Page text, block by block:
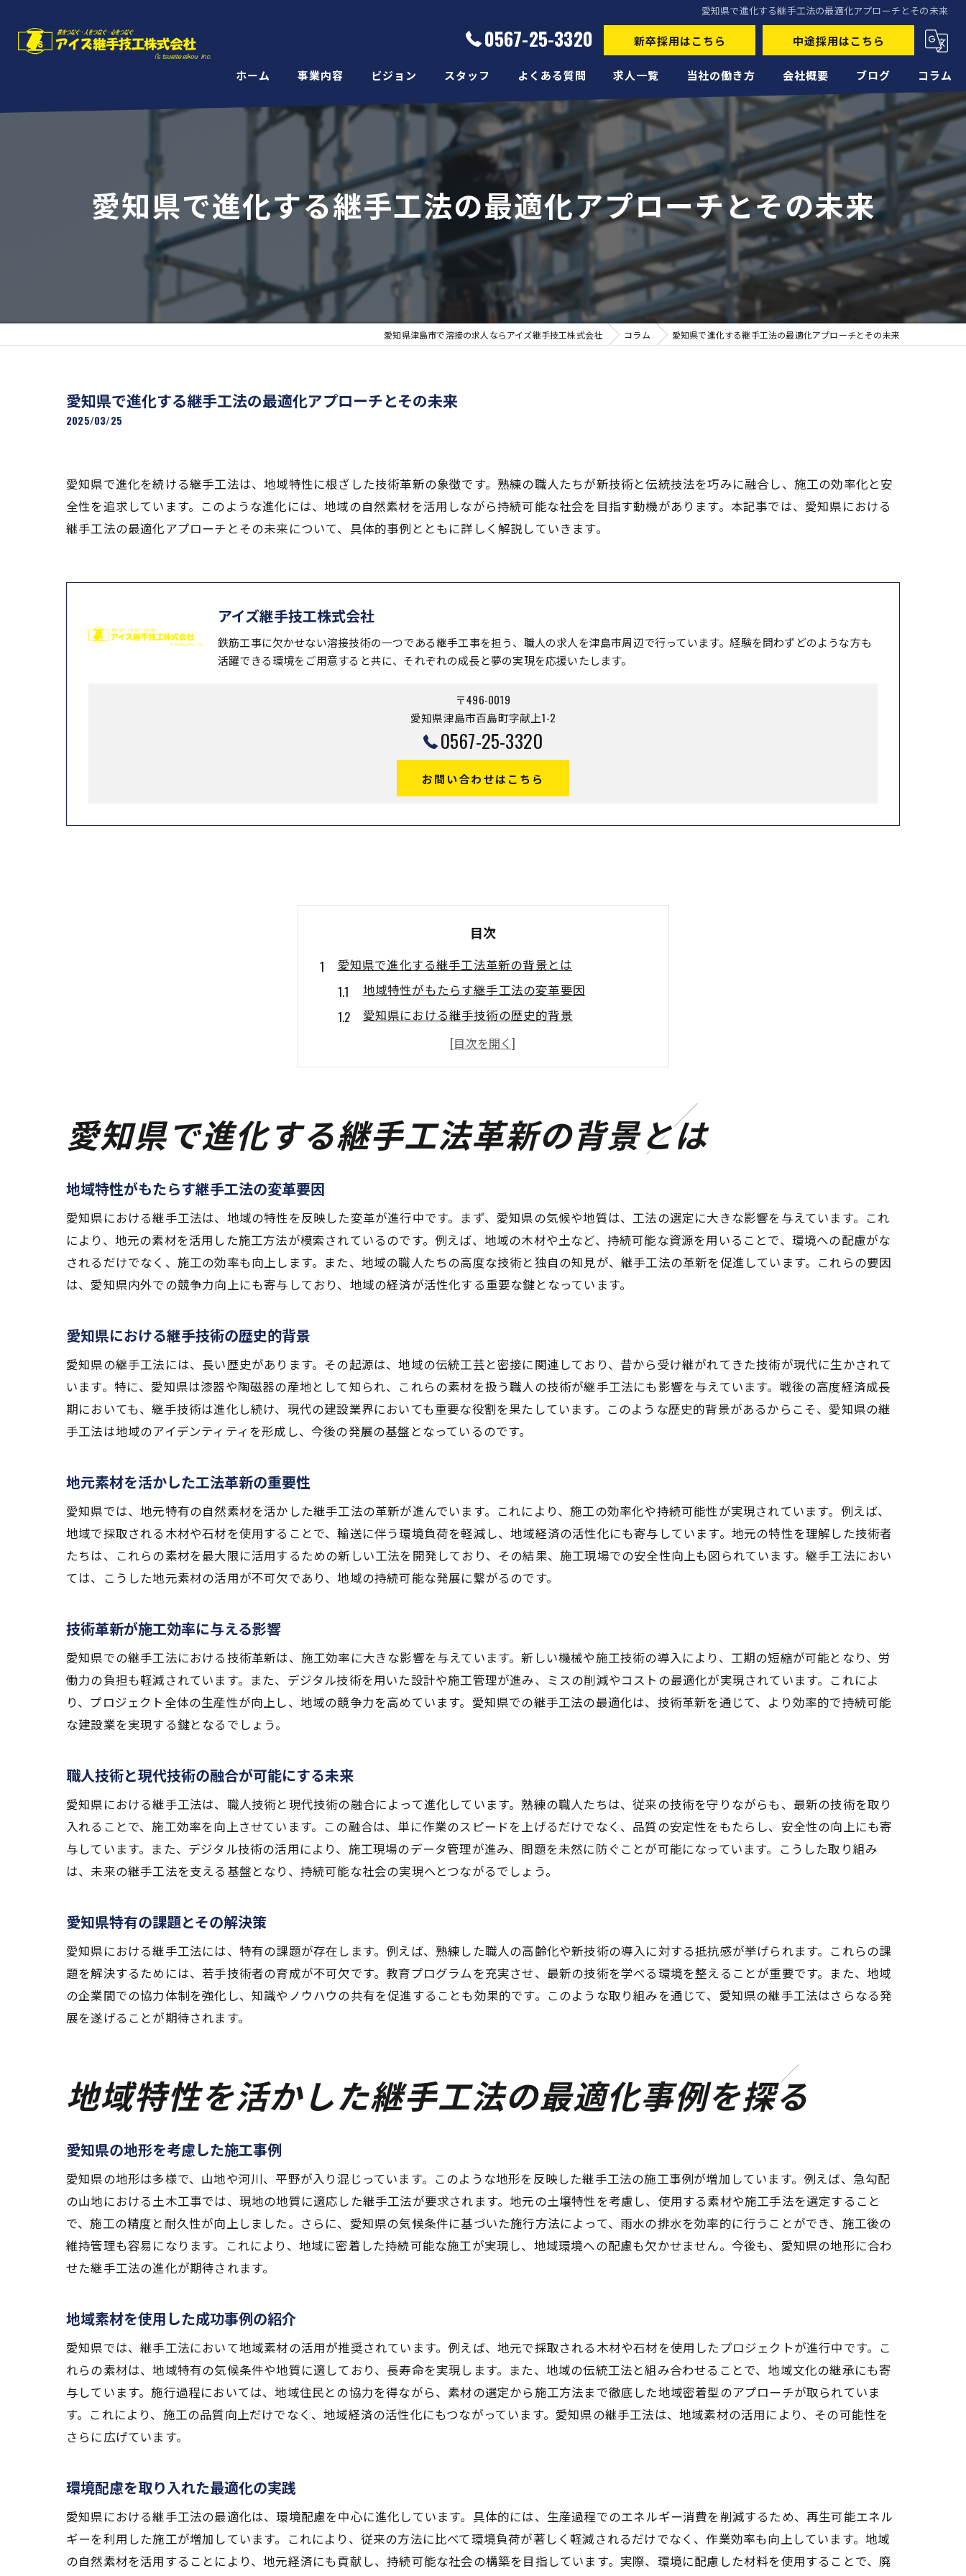
愛知県で進化する継手工法の最適化アプローチとその未来
0567-25-3320 新卒採用はこちら 中途採用はこちら
ホーム 事業内容 ビジョン スタッフ よくある質問 求人一覧 当社の働き方
未経験
経験者
正社員
高収入
転職
会社概要 ブログ コラム
愛知県で進化する継手工法の最適化アプローチとその未来
愛知県津島市で溶接の求人ならアイズ継手技工株式会社 コラム 愛知県で進化する継手工法の最適化アプローチとその未来
愛知県で進化する継手工法の最適化アプローチとその未来
2025/03/25
愛知県で進化を続ける継手工法は、地域特性に根ざした技術革新の象徴です。熟練の職人たちが新技術と伝統技法を巧みに融合し、施工の効率化と安
全性を追求しています。このような進化には、地域の自然素材を活用しながら持続可能な社会を目指す動機があります。本記事では、愛知県における
継手工法の最適化アプローチとその未来について、具体的事例とともに詳しく解説していきます。
アイズ継手技工株式会社
鉄筋工事に欠かせない溶接技術の一つである継手工事を担う、職人の求人を津島市周辺で行っています。経験を問わずどのような方も
活躍できる環境をご用意すると共に、それぞれの成長と夢の実現を応援いたします。
〒496-0019
愛知県津島市百島町字献上1-2
0567-25-3320
お問い合わせはこちら
目次
愛知県で進化する継手工法革新の背景とは
地域特性がもたらす継手工法の変革要因
愛知県における継手技術の歴史的背景
地元素材を活かした工法革新の重要性
技術革新が施工効率に与える影響
愛知県特有の課題とその解決策
地域特性を活かした継手工法の最適化事例を探る
環境配慮を取り入れた最適化の実践
施工安全と効率を両立したプロジェクト
地元コミュニティとの協力とその成果
地域資源を最大限に活かした技術応用
現代技術がもたらす新しい工法の展望
技術革新が生む施工の効率化
次世代職人育成と技術継承の取り組み
地域経済への貢献と未来の可能性
地域経済に与えるポジティブな影響
継手工法の進化と地域社会の関係性
愛知県の産業発展における継手工法の役割
持続可能な社会を目指す継手工法の最新トレンド
環境に優しい継手工法の実践例
最新トレンドに見る未来の工法
持続可能な社会構築への貢献
自然素材を活用した継手工法最適化の鍵
地域特産素材と工法の組み合わせ
環境への配慮を考慮した素材選定
施工効率を高める素材活用法
地域資源を活かした持続可能な技術
地元企業との協力による成長戦略
持続的な経済発展を目指すプロジェクト
愛知県の継手工法が国際的に評価される理由
独自の技術とその国際的優位性
国際評価を高めるための取り組み
愛知県の技術が国際的に認められた理由
愛知県で進化する継手工法革新の背景とは
地域特性がもたらす継手工法の変革要因
愛知県における継手工法は、地域の特性を反映した変革が進行中です。まず、愛知県の気候や地質は、工法の選定に大きな影響を与えています。これ
により、地元の素材を活用した施工方法が模索されているのです。例えば、地域の木材や土など、持続可能な資源を用いることで、環境への配慮がな
されるだけでなく、施工の効率も向上します。また、地域の職人たちの高度な技術と独自の知見が、継手工法の革新を促進しています。これらの要因
は、愛知県内外での競争力向上にも寄与しており、地域の経済が活性化する重要な鍵となっています。
愛知県における継手技術の歴史的背景
愛知県の継手工法には、長い歴史があります。その起源は、地域の伝統工芸と密接に関連しており、昔から受け継がれてきた技術が現代に生かされて
います。特に、愛知県は漆器や陶磁器の産地として知られ、これらの素材を扱う職人の技術が継手工法にも影響を与えています。戦後の高度経済成長
期においても、継手技術は進化し続け、現代の建設業界においても重要な役割を果たしています。このような歴史的背景があるからこそ、愛知県の継
手工法は地域のアイデンティティを形成し、今後の発展の基盤となっているのです。
地元素材を活かした工法革新の重要性
愛知県では、地元特有の自然素材を活かした継手工法の革新が進んでいます。これにより、施工の効率化や持続可能性が実現されています。例えば、
地域で採取される木材や石材を使用することで、輸送に伴う環境負荷を軽減し、地域経済の活性化にも寄与しています。地元の特性を理解した技術者
たちは、これらの素材を最大限に活用するための新しい工法を開発しており、その結果、施工現場での安全性向上も図られています。継手工法におい
ては、こうした地元素材の活用が不可欠であり、地域の持続可能な発展に繋がるのです。
技術革新が施工効率に与える影響
愛知県での継手工法における技術革新は、施工効率に大きな影響を与えています。新しい機械や施工技術の導入により、工期の短縮が可能となり、労
働力の負担も軽減されています。また、デジタル技術を用いた設計や施工管理が進み、ミスの削減やコストの最適化が実現されています。これによ
り、プロジェクト全体の生産性が向上し、地域の競争力を高めています。愛知県での継手工法の最適化は、技術革新を通じて、より効率的で持続可能
な建設業を実現する鍵となるでしょう。
職人技術と現代技術の融合が可能にする未来
愛知県における継手工法は、職人技術と現代技術の融合によって進化しています。熟練の職人たちは、従来の技術を守りながらも、最新の技術を取り
入れることで、施工効率を向上させています。この融合は、単に作業のスピードを上げるだけでなく、品質の安定性をもたらし、安全性の向上にも寄
与しています。また、デジタル技術の活用により、施工現場のデータ管理が進み、問題を未然に防ぐことが可能になっています。こうした取り組み
は、未来の継手工法を支える基盤となり、持続可能な社会の実現へとつながるでしょう。
愛知県特有の課題とその解決策
愛知県における継手工法には、特有の課題が存在します。例えば、熟練した職人の高齢化や新技術の導入に対する抵抗感が挙げられます。これらの課
題を解決するためには、若手技術者の育成が不可欠です。教育プログラムを充実させ、最新の技術を学べる環境を整えることが重要です。また、地域
の企業間での協力体制を強化し、知識やノウハウの共有を促進することも効果的です。このような取り組みを通じて、愛知県の継手工法はさらなる発
展を遂げることが期待されます。
地域特性を活かした継手工法の最適化事例を探る
愛知県の地形を考慮した施工事例
愛知県の地形は多様で、山地や河川、平野が入り混じっています。このような地形を反映した継手工法の施工事例が増加しています。例えば、急勾配
の山地における土木工事では、現地の地質に適応した継手工法が要求されます。地元の土壌特性を考慮し、使用する素材や施工手法を選定すること
で、施工の精度と耐久性が向上しました。さらに、愛知県の気候条件に基づいた施行方法によって、雨水の排水を効率的に行うことができ、施工後の
維持管理も容易になります。これにより、地域に密着した持続可能な施工が実現し、地域環境への配慮も欠かせません。今後も、愛知県の地形に合わ
せた継手工法の進化が期待されます。
地域素材を使用した成功事例の紹介
愛知県では、継手工法において地域素材の活用が推奨されています。例えば、地元で採取される木材や石材を使用したプロジェクトが進行中です。こ
れらの素材は、地域特有の気候条件や地質に適しており、長寿命を実現します。また、地域の伝統工法と組み合わせることで、地域文化の継承にも寄
与しています。施行過程においては、地域住民との協力を得ながら、素材の選定から施工方法まで徹底した地域密着型のアプローチが取られていま
す。これにより、施工の品質向上だけでなく、地域経済の活性化にもつながっています。愛知県の継手工法は、地域素材の活用により、その可能性を
さらに広げています。
環境配慮を取り入れた最適化の実践
愛知県における継手工法の最適化は、環境配慮を中心に進化しています。具体的には、生産過程でのエネルギー消費を削減するため、再生可能エネル
ギーを利用した施工が増加しています。これにより、従来の方法に比べて環境負荷が著しく軽減されるだけでなく、作業効率も向上しています。地域
の自然素材を活用することにより、地元経済にも貢献し、持続可能な社会の構築を目指しています。実際、環境に配慮した材料を使用することで、廃